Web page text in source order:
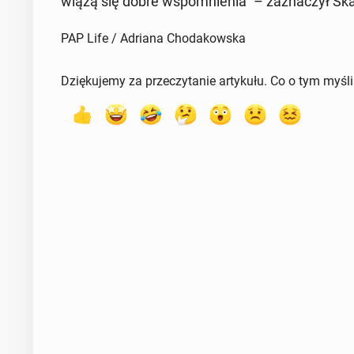
PAP Life / Adriana Chodakowska
Dziękujemy za przeczytanie artykułu. Co o tym